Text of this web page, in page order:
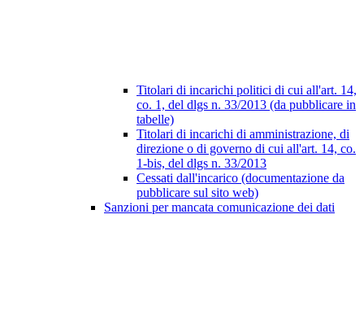
Titolari di incarichi politici di cui all'art. 14,
co. 1, del dlgs n. 33/2013 (da pubblicare in
tabelle)
Titolari di incarichi di amministrazione, di
direzione o di governo di cui all'art. 14, co.
1-bis, del dlgs n. 33/2013
Cessati dall'incarico (documentazione da
pubblicare sul sito web)
Sanzioni per mancata comunicazione dei dati